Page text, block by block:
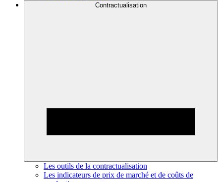
Contractualisation
Les outils de la contractualisation
Les indicateurs de prix de marché et de coûts de